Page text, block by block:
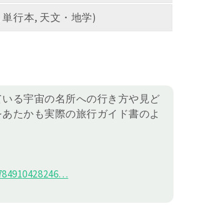
単行本, 天文・地学)
る宇宙の名所への行き方や見ど
たかも実際の旅行ガイド書のよ
0428246…